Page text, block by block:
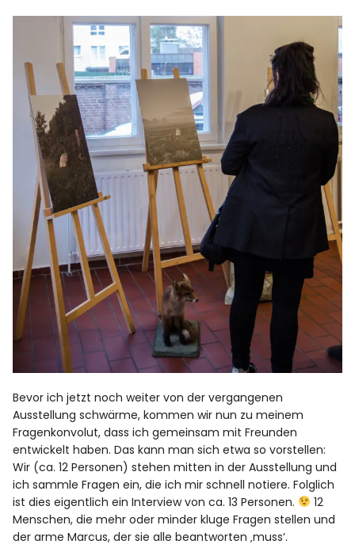
Bevor ich jetzt noch weiter von der vergangenen
Ausstellung schwärme, kommen wir nun zu meinem
Fragenkonvolut, dass ich gemeinsam mit Freunden
entwickelt haben. Das kann man sich etwa so vorstellen:
Wir (ca. 12 Personen) stehen mitten in der Ausstellung und
ich sammle Fragen ein, die ich mir schnell notiere. Folglich
ist dies eigentlich ein Interview von ca. 13 Personen.
12
Menschen, die mehr oder minder kluge Fragen stellen und
der arme Marcus, der sie alle beantworten ‚muss‘.